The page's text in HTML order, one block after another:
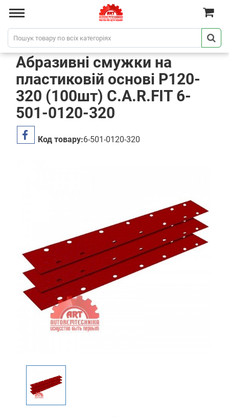
Абразивні смужки на
пластиковій основі P120-
320 (100шт) C.A.R.FIT 6-
501-0120-320
Код товару:6-501-0120-320